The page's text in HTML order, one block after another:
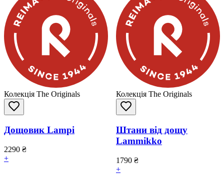
Колекція The Originals
Дощовик Lampi
2290 ₴
+
Колекція The Originals
Штани від дощу
Lammikko
1790 ₴
+